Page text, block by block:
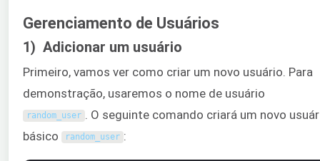
Gerenciamento de Usuários
1) Adicionar um usuário
Primeiro, vamos ver como criar um novo usuário. Para
demonstração, usaremos o nome de usuário
random_user . O seguinte comando criará um novo
básico
random_user :